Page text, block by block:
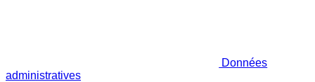
Données
administratives